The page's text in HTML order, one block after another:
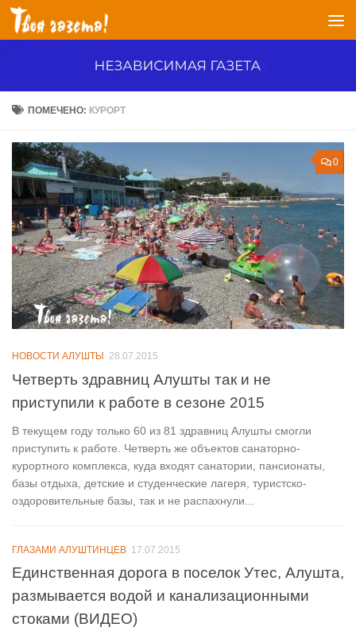
Перейти к содержимому
ПОМЕЧЕНО: КУРОРТ
0
НОВОСТИ АЛУШТЫ 28.07.2015
Четверть здравниц Алушты так и не
приступили к работе в сезоне 2015
В текущем году только 60 из 81 здравниц Алушты смогли
приступить к работе. Четверть же объектов санаторно-
курортного комплекса, куда входят санатории, пансионаты,
базы отдыха, детские и студенческие лагеря, туристско-
оздоровительные базы, так и не распахнули...
ГЛАЗАМИ АЛУШТИНЦЕВ 17.07.2015
Единственная дорога в поселок Утес, Алушта,
размывается водой и канализационными
стоками (ВИДЕО)